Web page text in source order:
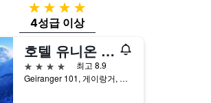
4성급
4성급 이상
호텔 유니온 게이랑에르 베드 & 스파
4성급
최고 8.9
Geiranger 101, 게이랑거, 뫼레오그롬스달, 노르웨이